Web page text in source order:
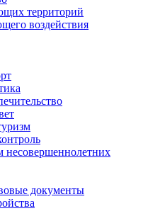
территорий
воздействия
несовершеннолетних
документы